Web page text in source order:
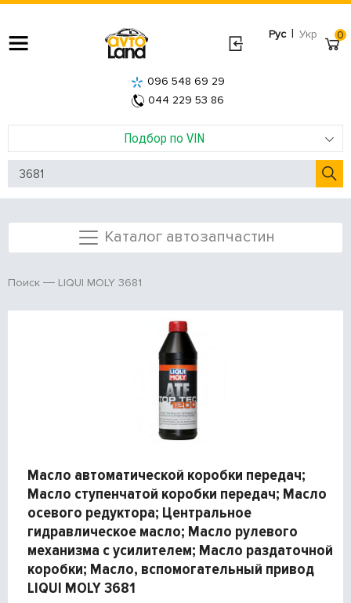
Рус | Укр
Подбор по VIN
096 548 69 29
044 229 53 86
0
Каталог автозапчастин
Поиск LIQUI MOLY 3681
Масло автоматической коробки передач;
Масло ступенчатой коробки передач; Масло
осевого редуктора; Центральное
гидравлическое масло; Масло рулевого
механизма с усилителем; Масло раздаточной
коробки; Масло, вспомогательный привод
LIQUI MOLY 3681